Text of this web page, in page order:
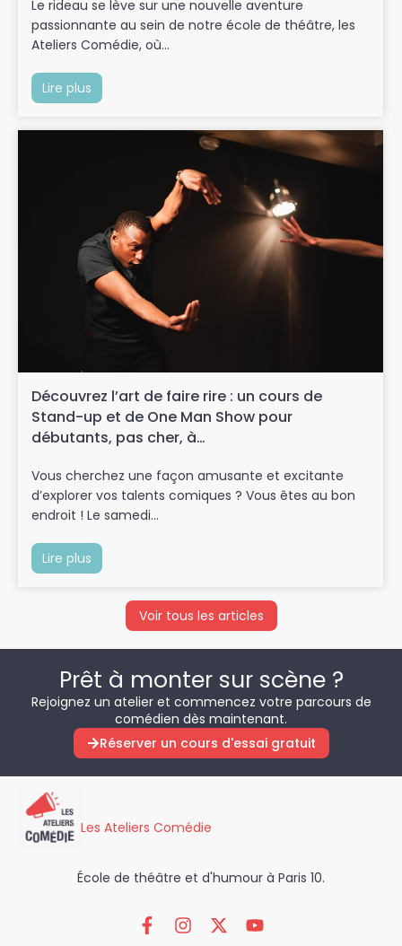
Le rideau se lève sur une nouvelle aventure
passionnante au sein de notre école de théâtre, les
Ateliers Comédie, où...
Lire plus
Découvrez l’art de faire rire : un cours de
Stand-up et de One Man Show pour
débutants, pas cher, à…
Vous cherchez une façon amusante et excitante
d’explorer vos talents comiques ? Vous êtes au bon
endroit ! Le samedi...
Lire plus
Voir tous les articles
Prêt à monter sur scène ?
Rejoignez un atelier et commencez votre parcours de
comédien dès maintenant.
Réserver un cours d'essai gratuit
Les Ateliers Comédie
École de théâtre et d'humour à Paris 10.